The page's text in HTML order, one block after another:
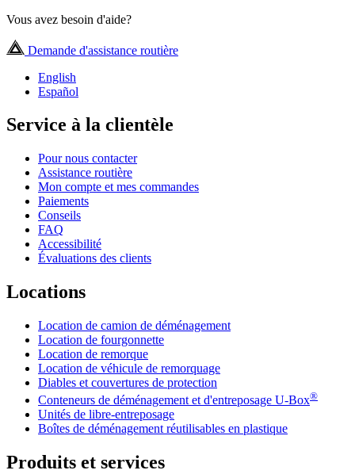
Vous avez besoin d'aide?
Demande d'assistance routière
English
Español
Service à la clientèle
Pour nous contacter
Assistance routière
Mon compte et mes commandes
Paiements
Conseils
FAQ
Accessibilité
Évaluations des clients
Locations
Location de camion de déménagement
Location de fourgonnette
Location de remorque
Location de véhicule de remorquage
Diables et couvertures de protection
Conteneurs de déménagement et d'entreposage U-Box®
Unités de libre-entreposage
Boîtes de déménagement réutilisables en plastique
Produits et services